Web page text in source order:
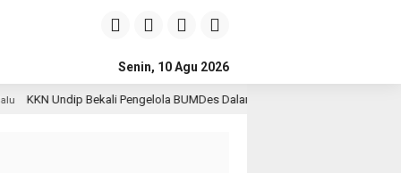
Senin, 10 Agu 2026
BUMDes Dalangan dengan Pola Pikir Inovatif